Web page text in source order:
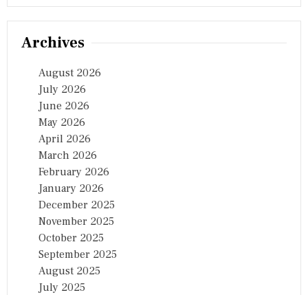
ने
चु
Archives
August 2026
July 2026
June 2026
May 2026
April 2026
March 2026
February 2026
January 2026
December 2025
November 2025
October 2025
September 2025
August 2025
July 2025